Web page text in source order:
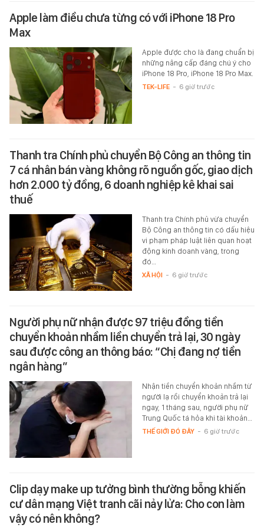
Apple làm điều chưa từng có với iPhone 18 Pro
Max
Apple được cho là đang chuẩn bị
những nâng cấp đáng chú ý cho
iPhone 18 Pro, iPhone 18 Pro Max.
TEK-LIFE - 6 giờ trước
Thanh tra Chính phủ chuyển Bộ Công an thông tin
7 cá nhân bán vàng không rõ nguồn gốc, giao dịch
hơn 2.000 tỷ đồng, 6 doanh nghiệp kê khai sai
thuế
Thanh tra Chính phủ vừa chuyển
Bộ Công an thông tin có dấu hiệu
vi phạm pháp luật liên quan hoạt
động kinh doanh vàng, trong
đó…
XÃ HỘI - 6 giờ trước
Người phụ nữ nhận được 97 triệu đồng tiền
chuyển khoản nhầm liền chuyển trả lại, 30 ngày
sau được công an thông báo: “Chị đang nợ tiền
ngân hàng”
Nhận tiền chuyển khoản nhầm từ
người lạ rồi chuyển khoản trả lại
ngay, 1 tháng sau, người phụ nữ
Trung Quốc tá hỏa khi tài khoản…
THẾ GIỚI ĐÓ ĐÂY - 6 giờ trước
Clip dạy make up tưởng bình thường bỗng khiến
cư dân mạng Việt tranh cãi nảy lửa: Cho con làm
vậy có nên không?